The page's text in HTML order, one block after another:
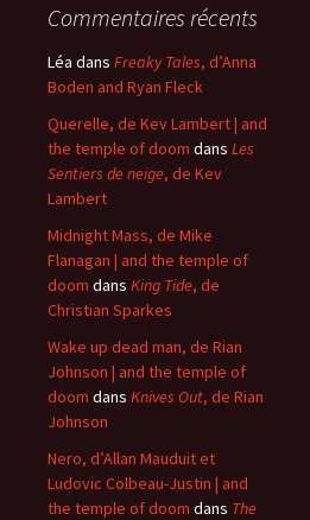
Commentaires récents
Léa dans Freaky Tales, d’Anna
Boden and Ryan Fleck
Querelle, de Kev Lambert | and
the temple of doom dans Les
Sentiers de neige, de Kev
Lambert
Midnight Mass, de Mike
Flanagan | and the temple of
doom dans King Tide, de
Christian Sparkes
Wake up dead man, de Rian
Johnson | and the temple of
doom dans Knives Out, de Rian
Johnson
Nero, d’Allan Mauduit et
Ludovic Colbeau-Justin | and
the temple of doom dans The